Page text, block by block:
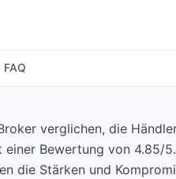
FAQ
verglichen, die
Bewertung von 4.85/
die Stärken und